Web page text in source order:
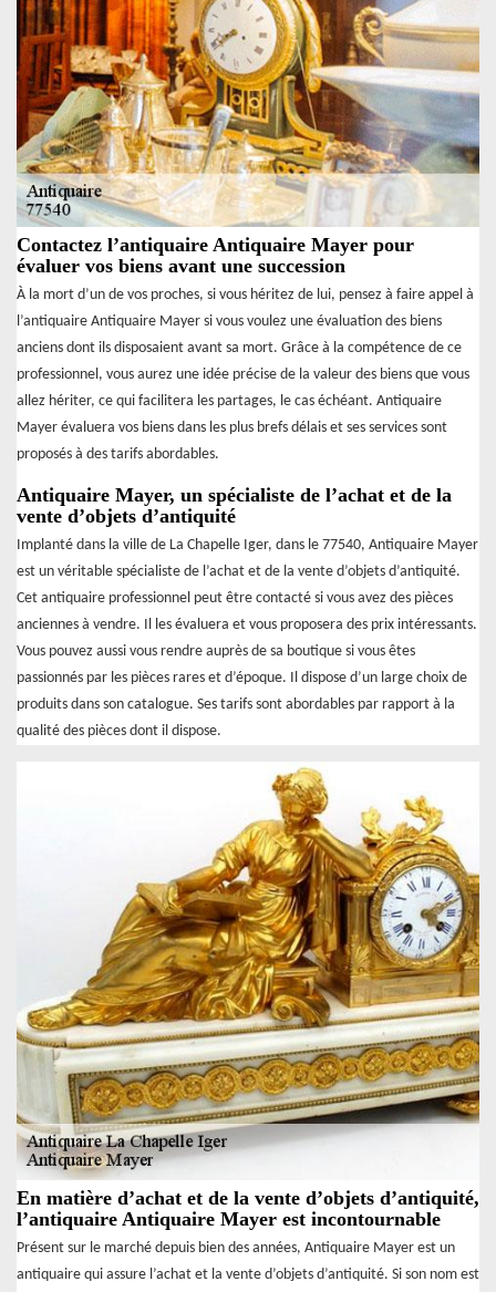
Contactez l’antiquaire Antiquaire Mayer pour
évaluer vos biens avant une succession
À la mort d’un de vos proches, si vous héritez de lui, pensez à faire appel à
l’antiquaire Antiquaire Mayer si vous voulez une évaluation des biens
anciens dont ils disposaient avant sa mort. Grâce à la compétence de ce
professionnel, vous aurez une idée précise de la valeur des biens que vous
allez hériter, ce qui facilitera les partages, le cas échéant. Antiquaire
Mayer évaluera vos biens dans les plus brefs délais et ses services sont
proposés à des tarifs abordables.
Antiquaire Mayer, un spécialiste de l’achat et de la
vente d’objets d’antiquité
Implanté dans la ville de La Chapelle Iger, dans le 77540, Antiquaire Mayer
est un véritable spécialiste de l’achat et de la vente d’objets d’antiquité.
Cet antiquaire professionnel peut être contacté si vous avez des pièces
anciennes à vendre. Il les évaluera et vous proposera des prix intéressants.
Vous pouvez aussi vous rendre auprès de sa boutique si vous êtes
passionnés par les pièces rares et d’époque. Il dispose d’un large choix de
produits dans son catalogue. Ses tarifs sont abordables par rapport à la
qualité des pièces dont il dispose.
En matière d’achat et de la vente d’objets d’antiquité,
l’antiquaire Antiquaire Mayer est incontournable
Présent sur le marché depuis bien des années, Antiquaire Mayer est un
antiquaire qui assure l’achat et la vente d’objets d’antiquité. Si son nom est